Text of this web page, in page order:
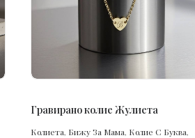
ПОРЪЧАЙ
Гравирано колие Жулиета
Колиета, Бижу За Мама, Колие С Буква,